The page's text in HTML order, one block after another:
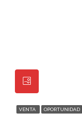
VENTA OPORTUNIDAD